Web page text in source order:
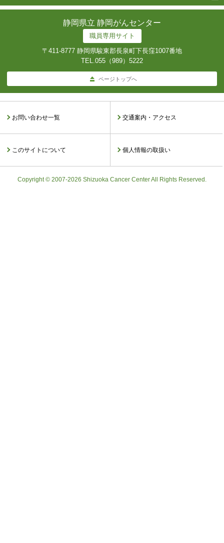
静岡県立 静岡がんセンター
職員専用サイト
〒411-8777 静岡県駿東郡長泉町下長窪1007番地
TEL.055（989）5222
ページトップへ
お問い合わせ一覧 交通案内・アクセス
このサイトについて 個人情報の取扱い
Copyright © 2007-2026 Shizuoka Cancer Center All Rights Reserved.